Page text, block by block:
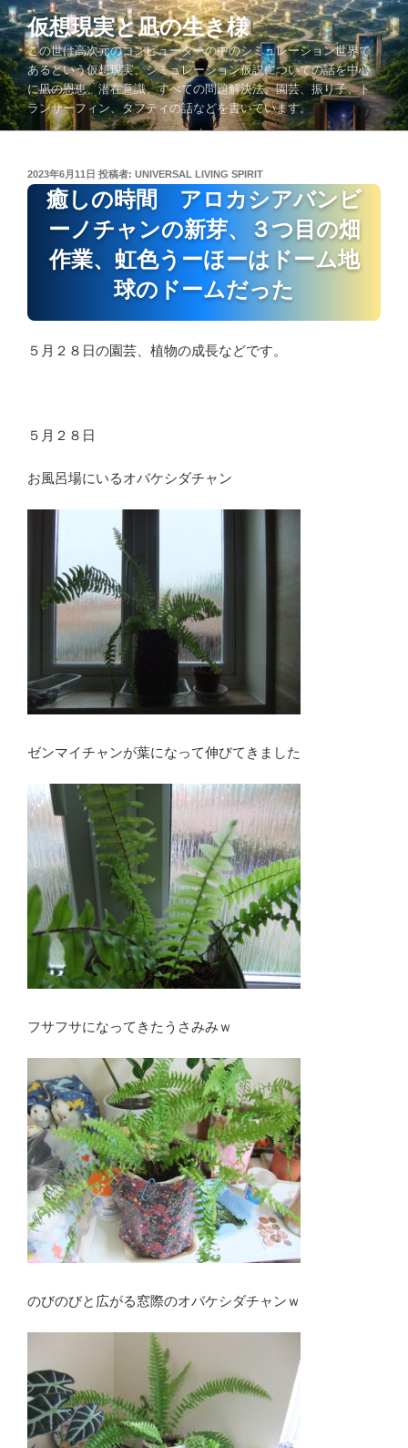
コ
ン
テ
ン
ツ
へ
仮想現実と凪の生き様
この世は高次元のコンピューターの中のシミュレーション世界で
あるという仮想現実、シミュレーション仮説についての話を中心
に凪の恩恵、潜在意識、すべての問題解決法、園芸、振り子、ト
ランサーフィン、タフティの話などを書いています。
投
稿
2023年6月11日 投稿者: UNIVERSAL LIVING SPIRIT
癒しの時間 アロカシアバンビ
ーノチャンの新芽、３つ目の畑
作業、虹色うーほーはドーム地
球のドームだった
５月２８日の園芸、植物の成長などです。
５月２８日
お風呂場にいるオバケシダチャン
ゼンマイチャンが葉になって伸びてきました
フサフサになってきたうさみみｗ
のびのびと広がる窓際のオバケシダチャンｗ